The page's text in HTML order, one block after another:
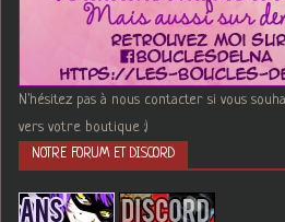
N'hésitez pas à nous contacter si vous
vers votre boutique :)
NOTRE FORUM ET DISCORD